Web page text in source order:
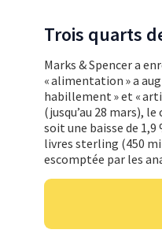
Trois quarts
Marks & Spencer a
« alimentation » a
habillement » et «
(jusqu’au 28 mars),
soit une baisse de
livres sterling (450
escomptée par les